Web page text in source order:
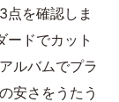
点を確認しま
ードでカット
ルバムでプラ
安さをうたう